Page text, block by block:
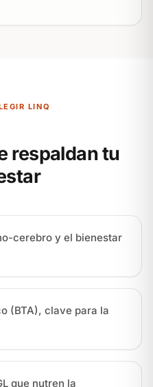
LINQ
respaldan tu
cerebro y el bienestar
(BTA), clave para la
que nutren la